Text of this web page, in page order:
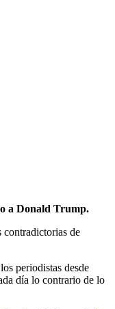
a Donald Trump.
contradictorias de
periodistas desde
día lo contrario de lo